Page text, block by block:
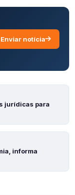
Enviar notícia
jurídicas para
informa